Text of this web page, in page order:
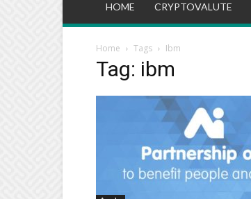
HOME CRYPTOVALUTE
Home Tags Ibm
Tag: ibm